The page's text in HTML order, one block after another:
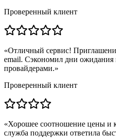
Проверенный клиент
«Отличный сервис!
email. Сэкономил дни
провайдерами.»
Проверенный клиент
«Хорошее соотношение цены и
служба поддержки ответила